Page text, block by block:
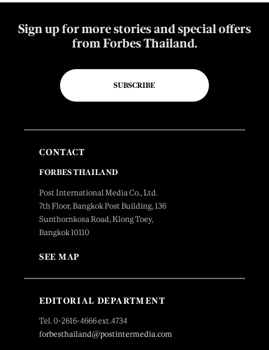
Sign up for more stories and special offers
from Forbes Thailand.
SUBSCRIBE
CONTACT
FORBES THAILAND
Post International Media Co., Ltd.
7th Floor, Bangkok Post Building, 136
Sunthornkosa Road, Klong Toey,
Bangkok 10110
SEE MAP
EDITORIAL DEPARTMENT
Tel. 0-2616-4666 ext.4734
forbesthailand@postintermedia.com